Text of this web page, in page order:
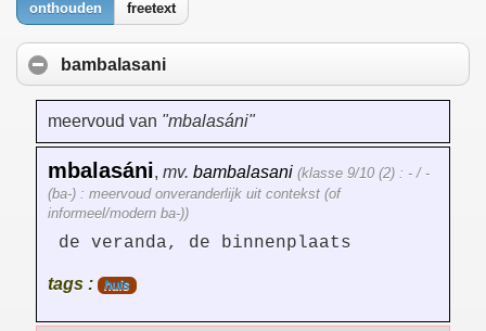
onthouden freetext
bambalasani
meervoud van "mbalasáni"
mbalasáni, mv. bambalasani (klasse 9/10 (2) : - / -
(ba-) : meervoud onveranderlijk uit contekst (of
informeel/modern ba-))
de veranda, de binnenplaats
tags : huis